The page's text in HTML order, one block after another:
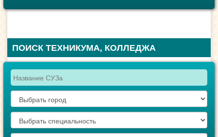
ПОИСК ТЕХНИКУМА, КОЛЛЕДЖА